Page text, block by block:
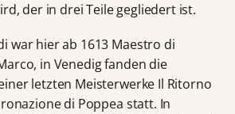
der in drei Teile gegliedert ist.
war hier ab 1613 Maestro di
in Venedig fanden die
letzten Meisterwerke Il Ritorno
di Poppea statt. In